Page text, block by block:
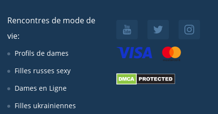
Rencontres de mode de
vie:
Profils de dames
Filles russes sexy
Dames en Ligne
Filles ukrainiennes